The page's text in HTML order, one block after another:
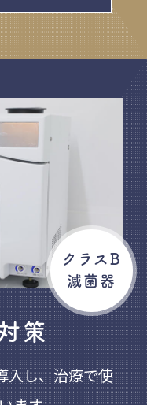
クラスB
滅菌器
策
入し、治療で使